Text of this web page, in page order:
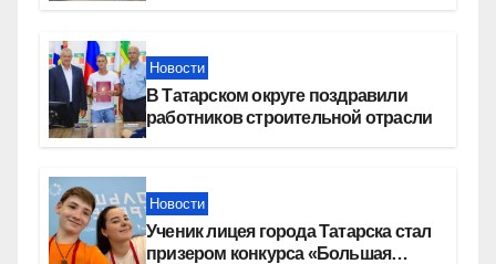
Новости
В Татарском округе поздравили
работников строительной отрасли
Новости
Ученик лицея города Татарска стал
призером конкурса «Большая